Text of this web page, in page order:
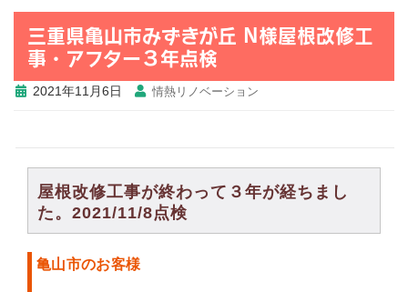
三重県亀山市みずきが丘 N様屋根改修工
事・アフター３年点検
2021年11月6日 情熱リノベーション
屋根改修工事が終わって３年が経ちまし
た。2021/11/8点検
亀山市のお客様